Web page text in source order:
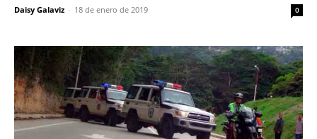
Daisy Galaviz - 18 de enero de 2019 0